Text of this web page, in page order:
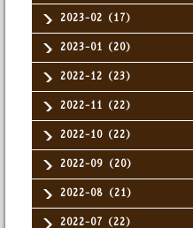
2023-02（17）
2023-01（20）
2022-12（23）
2022-11（22）
2022-10（22）
2022-09（20）
2022-08（21）
2022-07（22）